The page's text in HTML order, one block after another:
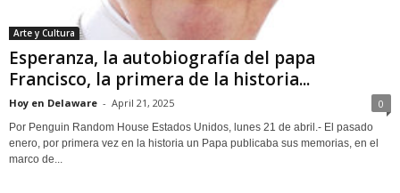
Arte y Cultura
Esperanza, la autobiografía del papa
Francisco, la primera de la historia...
Hoy en Delaware - April 21, 2025 0
Por Penguin Random House Estados Unidos, lunes 21 de abril.- El pasado
enero, por primera vez en la historia un Papa publicaba sus memorias, en el
marco de...